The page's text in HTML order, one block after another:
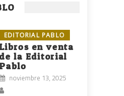
EDITORIAL PABLO
Libros en venta
de la Editorial
Pablo
noviembre 13, 2025